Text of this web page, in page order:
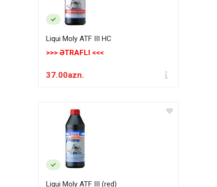
Liqui Moly ATF III HC
>>> ƏTRAFLI <<<
37.00azn.
Liqui Moly ATF III (red)